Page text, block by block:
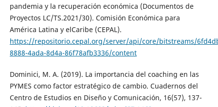
pandemia y la recuperación económica (Documentos de
Proyectos LC/TS.2021/30). Comisión Económica para
América Latina y elCaribe (CEPAL).
https://repositorio.cepal.org/server/api/core/bitstreams/
8888-4ada-8d4a-86f78afb3336/content
Dominici, M. A. (2019). La importancia del coaching en las
PYMES como factor estratégico de cambio. Cuadernos del
Centro de Estudios en Diseño y Comunicación, 16(57), 137-